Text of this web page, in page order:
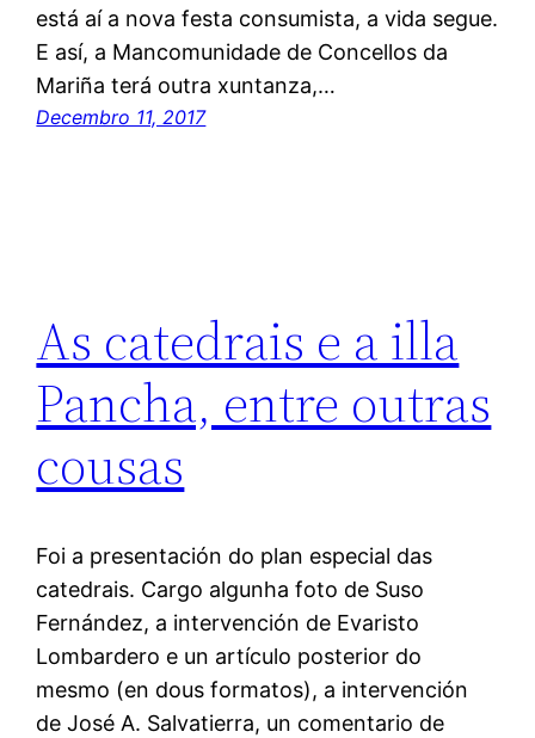
está aí a nova festa consumista, a vida segue.
E así, a Mancomunidade de Concellos da
Mariña terá outra xuntanza,…
Decembro 11, 2017
As catedrais e a illa
Pancha, entre outras
cousas
Foi a presentación do plan especial das
catedrais. Cargo algunha foto de Suso
Fernández, a intervención de Evaristo
Lombardero e un artículo posterior do
mesmo (en dous formatos), a intervención
de José A. Salvatierra, un comentario de